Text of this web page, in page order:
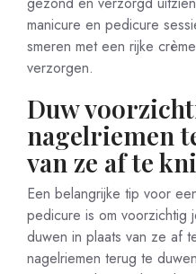
manicure en pedicure
smeren met een rijke
verzorgen.
Duw
nagelriemen
van ze af te
Een belangrijke tip voor
pedicure is om voorzichtig
duwen in plaats van ze af
nagelriemen terug te